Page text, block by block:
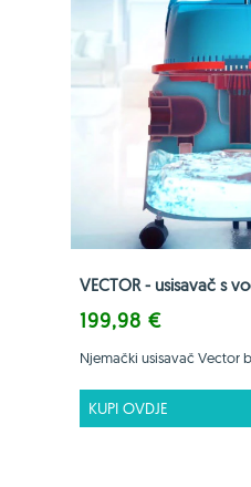
VECTOR - usisavač s
199,98 €
Njemački usisavač Vector
KUPI OVDJE